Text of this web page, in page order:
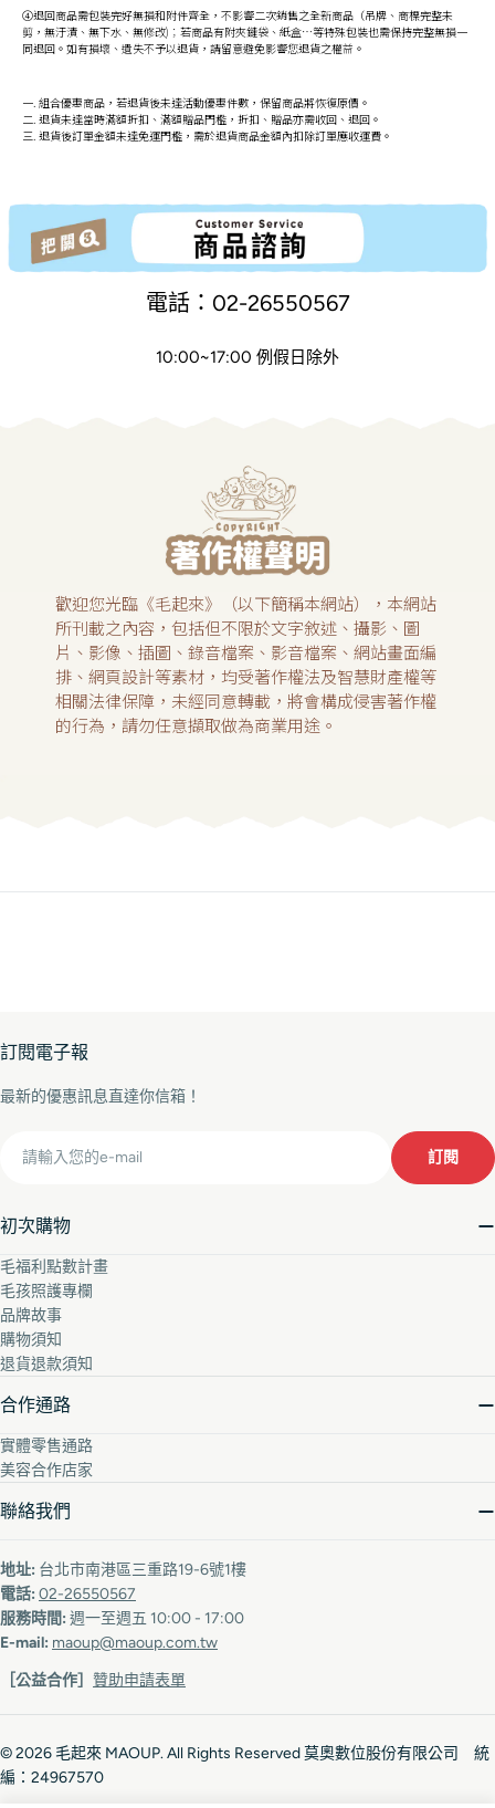
④退回商品需包裝完好無損和附件齊全，不影響二次銷售之全新商品（吊牌、商標完整未
剪，無汙漬、無下水、無修改)；若商品有附夾鏈袋、紙盒…等特殊包裝也需保持完整無損一
同退回。如有損壞、遺失不予以退貨，請留意避免影響您退貨之權益。
一. 組合優惠商品，若退貨後未達活動優惠件數，保留商品將恢復原價。
二. 退貨未達當時滿額折扣、滿額贈品門檻，折扣、贈品亦需收回、退回。
三. 退貨後訂單金額未達免運門檻，需於退貨商品金額內扣除訂單應收運費。
電話：02-26550567
10:00~17:00 例假日除外
歡迎您光臨《毛起來》（以下簡稱本網站），本網站
所刊載之內容，包括但不限於文字敘述、攝影、圖
片、影像、插圖、錄音檔案、影音檔案、網站畫面編
排、網頁設計等素材，均受著作權法及智慧財產權等
相關法律保障，未經同意轉載，將會構成侵害著作權
的行為，請勿任意擷取做為商業用途。
初次購物
毛福利點數計畫
毛孩照護專欄
品牌故事
購物須知
退貨退款須知
合作通路
實體零售通路
美容合作店家
聯絡我們
地址: 台北市南港區三重路19-6號1樓
電話: 02-26550567
服務時間: 週一至週五 10:00 - 17:00
E-mail: maoup@maoup.com.tw
［公益合作］ 贊助申請表單
訂閱電子報
最新的優惠訊息直達你信箱！
訂閱
© 2026 毛起來 MAOUP. All Rights Reserved 莫奧數位股份有限公司 統
編：24967570